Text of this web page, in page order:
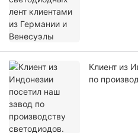
Клиент из
по